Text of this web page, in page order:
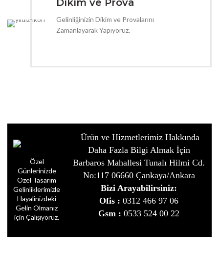
Dikim ve Prova
Gelinliğinizin Dikim ve Provalarını
Zamanlayarak Yapıyoruz.
Özel
Günlerinizde
Özel Tasarım
Gelinliklerimizle
Hayalinizdeki
Gelin Olmanız
için Çalışıyoruz.
Ürün ve Hizmetlerimiz Hakkında
Daha Fazla Bilgi Almak İçin
Barbaros Mahallesi Tunalı Hilmi Cd.
No:117 06660 Çankaya/Ankara
Bizi Arayabilirsiniz:
Ofis : 0312 466 97 06
Gsm : 0533 524 00 22